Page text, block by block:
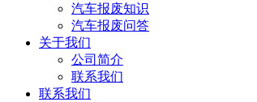
汽车报废知识
汽车报废问答
关于我们
公司简介
联系我们
联系我们